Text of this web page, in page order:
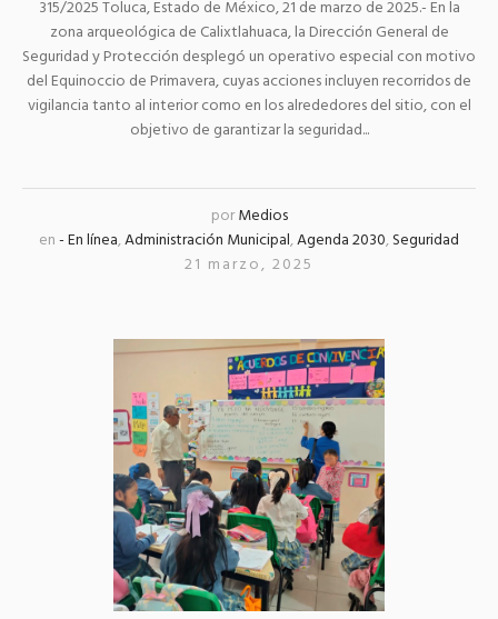
315/2025 Toluca, Estado de México, 21 de marzo de 2025.- En la
zona arqueológica de Calixtlahuaca, la Dirección General de
Seguridad y Protección desplegó un operativo especial con motivo
del Equinoccio de Primavera, cuyas acciones incluyen recorridos de
vigilancia tanto al interior como en los alrededores del sitio, con el
objetivo de garantizar la seguridad...
porMedios
en- En línea,Administración Municipal,Agenda 2030,Seguridad
21 marzo, 2025